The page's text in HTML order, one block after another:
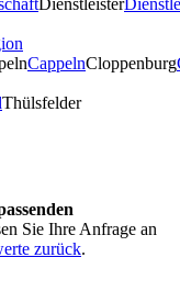
Dienstleister
CappelnCloppenburg
Thülsfelder
Sie Ihre Anfrage an
zurück.